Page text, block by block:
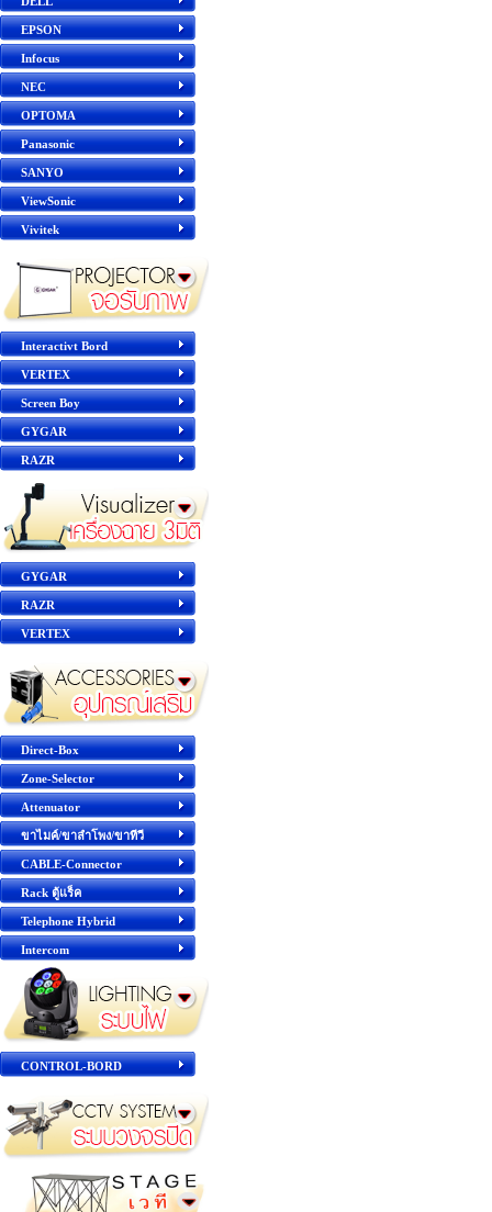
EPSON
Infocus
NEC
OPTOMA
Panasonic
SANYO
ViewSonic
Vivitek
Interactivt Bord
VERTEX
Screen Boy
GYGAR
RAZR
GYGAR
RAZR
VERTEX
Direct-Box
Zone-Selector
Attenuator
ขาไมค์/ขาลำโพง/ขาทีวี
CABLE-Connector
Rack ตู้แร็ค
Telephone Hybrid
Intercom
CONTROL-BORD